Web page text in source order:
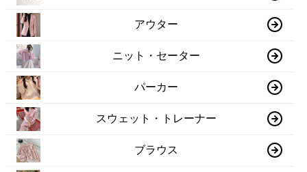
アウター
ニット・セーター
パーカー
スウェット・トレーナー
ブラウス